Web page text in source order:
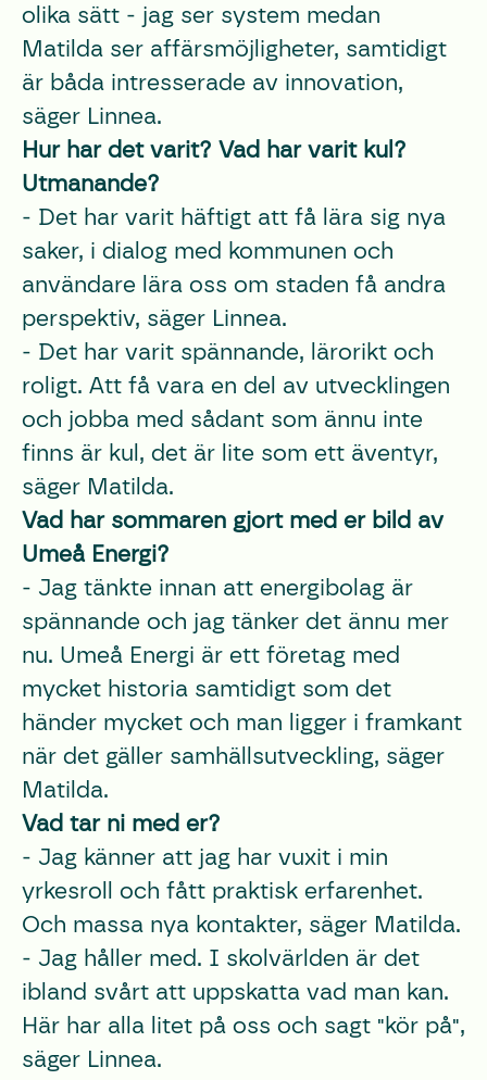
olika sätt - jag ser system medan
Matilda ser affärsmöjligheter, samtidigt
är båda intresserade av innovation,
säger Linnea.
Hur har det varit? Vad har varit kul?
Utmanande?
- Det har varit häftigt att få lära sig nya
saker, i dialog med kommunen och
användare lära oss om staden få andra
perspektiv, säger Linnea.
- Det har varit spännande, lärorikt och
roligt. Att få vara en del av utvecklingen
och jobba med sådant som ännu inte
finns är kul, det är lite som ett äventyr,
säger Matilda.
Vad har sommaren gjort med er bild av
Umeå Energi?
- Jag tänkte innan att energibolag är
spännande och jag tänker det ännu mer
nu. Umeå Energi är ett företag med
mycket historia samtidigt som det
händer mycket och man ligger i framkant
när det gäller samhällsutveckling, säger
Matilda.
Vad tar ni med er?
- Jag känner att jag har vuxit i min
yrkesroll och fått praktisk erfarenhet.
Och massa nya kontakter, säger Matilda.
- Jag håller med. I skolvärlden är det
ibland svårt att uppskatta vad man kan.
Här har alla litet på oss och sagt "kör på",
säger Linnea.